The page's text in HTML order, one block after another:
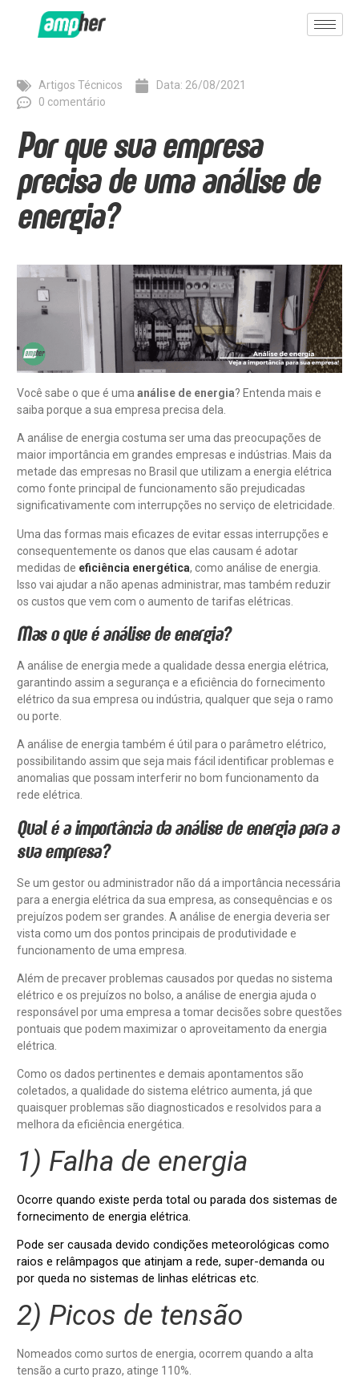
Artigos Técnicos Data: 26/08/2021
0 comentário
Por que sua empresa
precisa de uma análise de
energia?
Você sabe o que é uma análise de energia? Entenda mais e
saiba porque a sua empresa precisa dela.
A análise de energia costuma ser uma das preocupações de
maior importância em grandes empresas e indústrias. Mais da
metade das empresas no Brasil que utilizam a energia elétrica
como fonte principal de funcionamento são prejudicadas
significativamente com interrupções no serviço de eletricidade.
Uma das formas mais eficazes de evitar essas interrupções e
consequentemente os danos que elas causam é adotar
medidas de eficiência energética, como análise de energia.
Isso vai ajudar a não apenas administrar, mas também reduzir
os custos que vem com o aumento de tarifas elétricas.
Mas o que é análise de energia?
A análise de energia mede a qualidade dessa energia elétrica,
garantindo assim a segurança e a eficiência do fornecimento
elétrico da sua empresa ou indústria, qualquer que seja o ramo
ou porte.
A análise de energia também é útil para o parâmetro elétrico,
possibilitando assim que seja mais fácil identificar problemas e
anomalias que possam interferir no bom funcionamento da
rede elétrica.
Qual é a importância da análise de energia para a
sua empresa?
Se um gestor ou administrador não dá a importância necessária
para a energia elétrica da sua empresa, as consequências e os
prejuízos podem ser grandes. A análise de energia deveria ser
vista como um dos pontos principais de produtividade e
funcionamento de uma empresa.
Além de precaver problemas causados por quedas no sistema
elétrico e os prejuízos no bolso, a análise de energia ajuda o
responsável por uma empresa a tomar decisões sobre questões
pontuais que podem maximizar o aproveitamento da energia
elétrica.
Como os dados pertinentes e demais apontamentos são
coletados, a qualidade do sistema elétrico aumenta, já que
quaisquer problemas são diagnosticados e resolvidos para a
melhora da eficiência energética.
1) Falha de energia
Ocorre quando existe perda total ou parada dos sistemas de
fornecimento de energia elétrica.
Pode ser causada devido condições meteorológicas como
raios e relâmpagos que atinjam a rede, super-demanda ou
por queda no sistemas de linhas elétricas etc.
2) Picos de tensão
Nomeados como surtos de energia, ocorrem quando a alta
tensão a curto prazo, atinge 110%.